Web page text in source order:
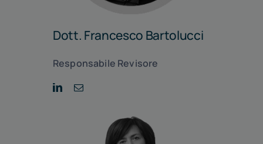
Dott. Francesco Bartolucci
Responsabile Revisore